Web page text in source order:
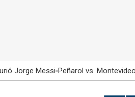
Jorge Messi Peñarol vs.